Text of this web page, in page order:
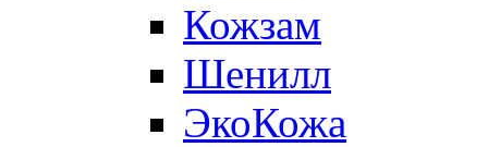
Кожзам
Шенилл
ЭкоКожа